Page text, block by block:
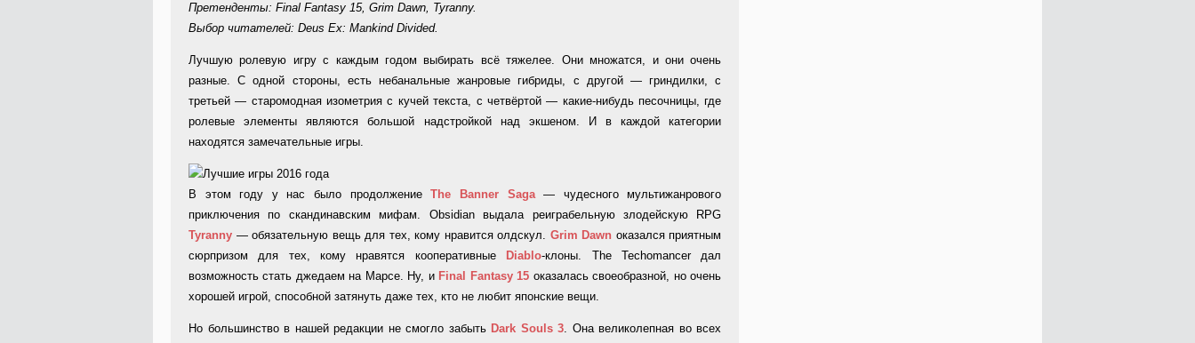
Претенденты: Final Fantasy 15, Grim Dawn, Tyranny.
Выбор читателей: Deus Ex: Mankind Divided.
Лучшую ролевую игру с каждым годом выбирать всё тяжелее. Они множатся, и они очень
разные. С одной стороны, есть небанальные жанровые гибриды, с другой — гриндилки, с
третьей — старомодная изометрия с кучей текста, с четвёртой — какие-нибудь песочницы, где
ролевые элементы являются большой надстройкой над экшеном. И в каждой категории
находятся замечательные игры.
В этом году у нас было продолжениеThe Banner Saga— чудесного мультижанрового
приключения по скандинавским мифам. Obsidian выдала реиграбельную злодейскую RPG
Tyranny — обязательную вещь для тех, кому нравится олдскул. Grim Dawn оказался приятным
сюрпризом для тех, кому нравятся кооперативные
Diablo-клоны. The Techomancer дал
возможность стать джедаем на Марсе. Ну, и Final Fantasy 15 оказалась своеобразной, но очень
хорошей игрой, способной затянуть даже тех, кто не любит японские вещи.
Но большинство в нашей редакции не смогло забыть Dark Souls 3. Она великолепная во всех